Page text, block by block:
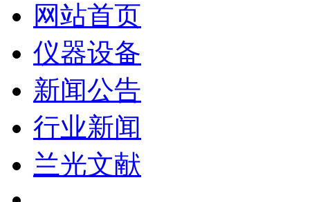
网站首页
仪器设备
新闻公告
行业新闻
兰光文献